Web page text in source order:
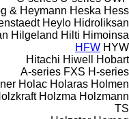
& Heymann Heska Hess
Heylo Hidroliksan
Hilgeland Hilti Himoinsa
HFW HYW
Hitachi Hiwell
Hobart
A-series FXS H-series
Holac Holaras Holmen
Holzma Holzmann
TS